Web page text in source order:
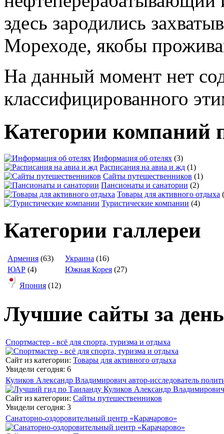
На данный момент нет
классифицированного
Категории компаний
Информация об отелях (3)
Расписания на авиа и жд (1)
Сайты путешественников (1)
Пансионаты и санатории (2)
Товары для активного отдыха
Туристические компании (4)
Категории галлереи
Армения (63) Украина (16)
ЮАР (4) Южная Корея (27)
Япония (12)
Лучшие сайты за день
Спортмастер - всё для спорта, туризма и отдыха
Сайт из категории: Товары для активного отдыха
Увидели сегодня: 6
Куликов Александр Владимирович автор-исследователь
Сайт из категории: Сайты путешественников
Увидели сегодня: 3
Санаторно-оздоровительный центр «Карачарово»